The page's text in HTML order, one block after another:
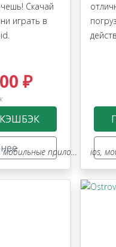
Скачай
играть в
мобильные приложения ,
₽
ios,